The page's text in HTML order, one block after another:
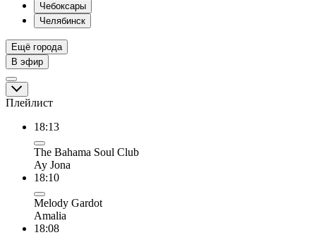
Чебоксары
Челябинск
Ещё города
В эфир
Плейлист
18:13
The Bahama Soul Club
Ay Jona
18:10
Melody Gardot
Amalia
18:08